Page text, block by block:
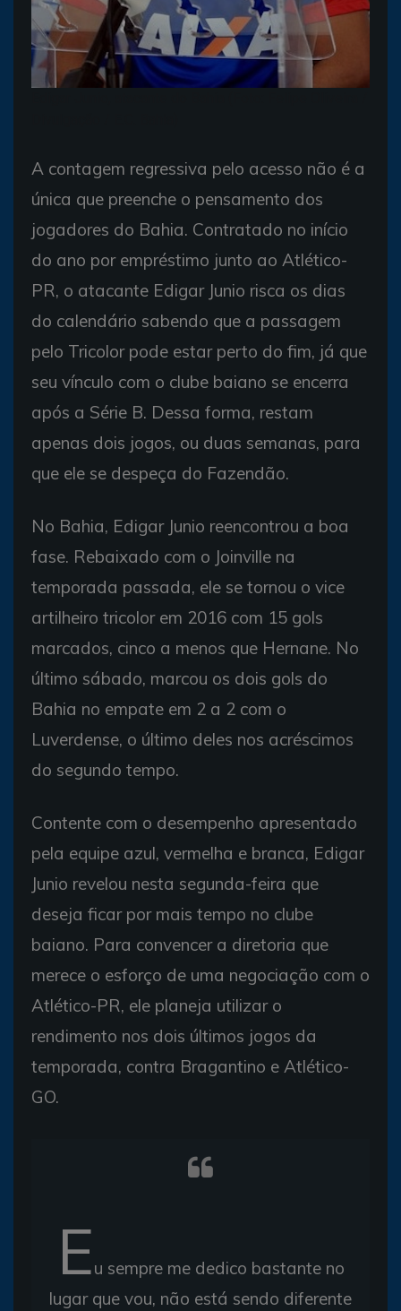
A contagem regressiva pelo acesso não é a
única que preenche o pensamento dos
jogadores do Bahia. Contratado no início
do ano por empréstimo junto ao Atlético-
PR, o atacante Edigar Junio risca os dias
do calendário sabendo que a passagem
pelo Tricolor pode estar perto do fim, já que
seu vínculo com o clube baiano se encerra
após a Série B. Dessa forma, restam
apenas dois jogos, ou duas semanas, para
que ele se despeça do Fazendão.
No Bahia, Edigar Junio reencontrou a boa
fase. Rebaixado com o Joinville na
temporada passada, ele se tornou o vice
artilheiro tricolor em 2016 com 15 gols
marcados, cinco a menos que Hernane. No
último sábado, marcou os dois gols do
Bahia no empate em 2 a 2 com o
Luverdense, o último deles nos acréscimos
do segundo tempo.
Contente com o desempenho apresentado
pela equipe azul, vermelha e branca, Edigar
Junio revelou nesta segunda-feira que
deseja ficar por mais tempo no clube
baiano. Para convencer a diretoria que
merece o esforço de uma negociação com o
Atlético-PR, ele planeja utilizar o
rendimento nos dois últimos jogos da
temporada, contra Bragantino e Atlético-
GO.
Eu sempre me dedico bastante no
lugar que vou, não está sendo diferente